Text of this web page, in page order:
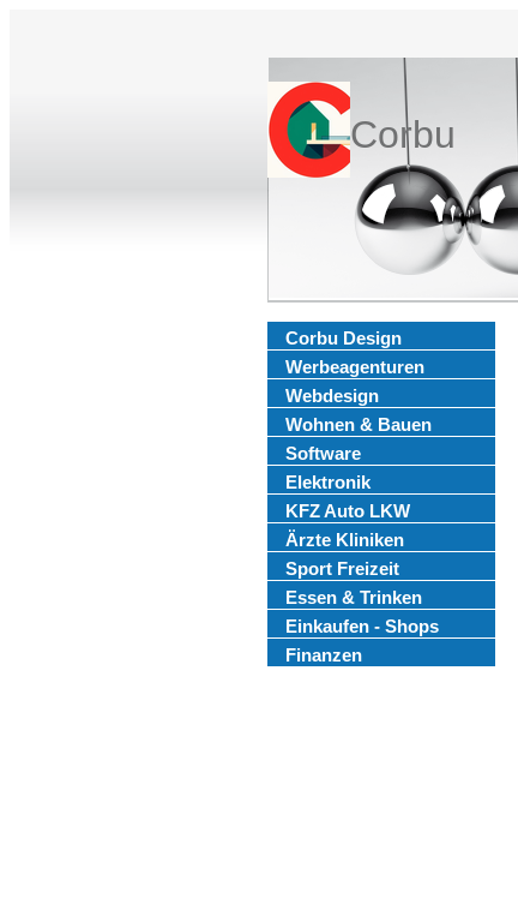
Corbu
Corbu Design
Werbeagenturen
Webdesign
Wohnen & Bauen
Software
Elektronik
KFZ Auto LKW
Ärzte Kliniken
Sport Freizeit
Essen & Trinken
Einkaufen - Shops
Finanzen